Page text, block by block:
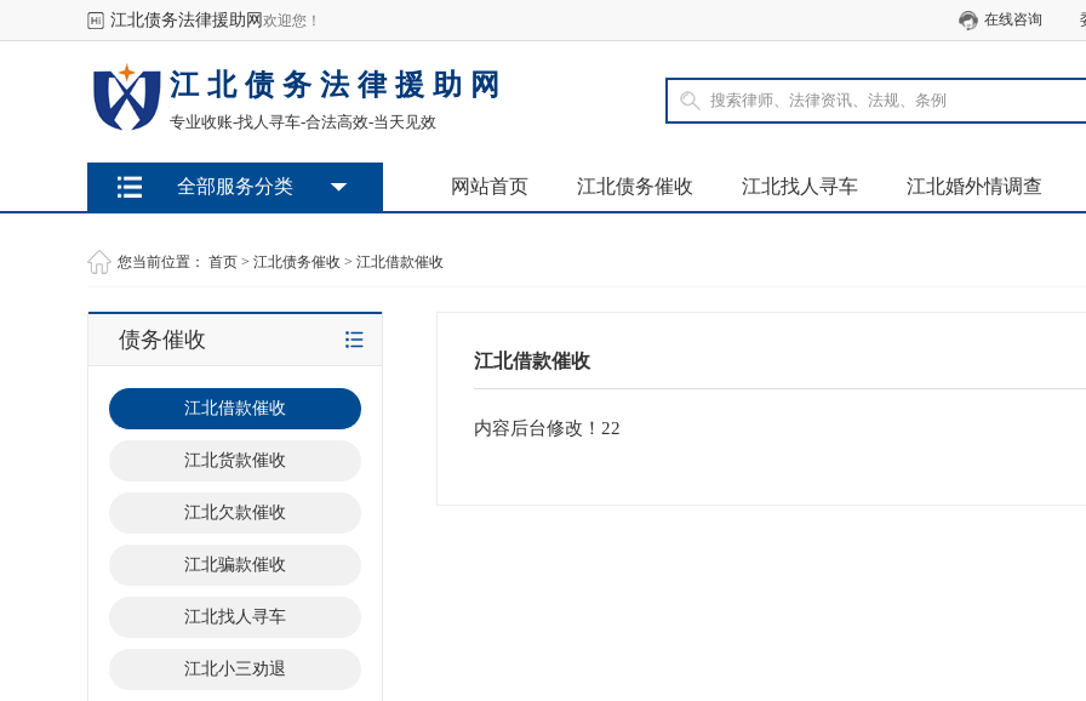
江北债务法律援助网 欢迎您！ 在线咨询
江北债务法律援助网
专业收账-找人寻车-合法高效-当天见效
网站首页 江北债务催收 江北找人寻车 江北婚外情调查
全部服务分类
您当前位置： 首页 > 江北债务催收 > 江北借款催收
债务催收
江北借款催收
江北货款催收
江北欠款催收
江北骗款催收
江北找人寻车
江北小三劝退
江北借款催收
内容后台修改！22